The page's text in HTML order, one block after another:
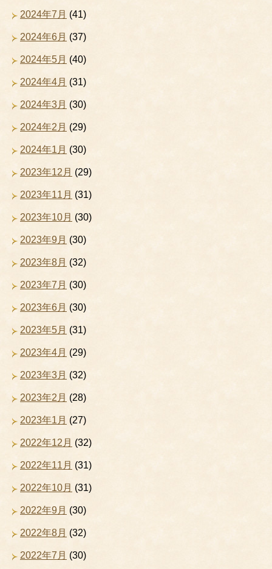
2024年7月 (41)
2024年6月 (37)
2024年5月 (40)
2024年4月 (31)
2024年3月 (30)
2024年2月 (29)
2024年1月 (30)
2023年12月 (29)
2023年11月 (31)
2023年10月 (30)
2023年9月 (30)
2023年8月 (32)
2023年7月 (30)
2023年6月 (30)
2023年5月 (31)
2023年4月 (29)
2023年3月 (32)
2023年2月 (28)
2023年1月 (27)
2022年12月 (32)
2022年11月 (31)
2022年10月 (31)
2022年9月 (30)
2022年8月 (32)
2022年7月 (30)